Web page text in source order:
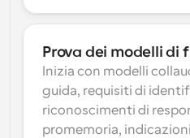
Prova dei modelli di
Inizia con modelli
guida, requisiti di
riconoscimenti di
promemoria,